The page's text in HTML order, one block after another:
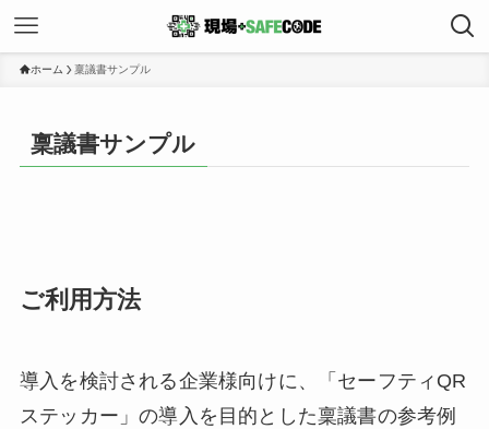
ホーム 稟議書サンプル
稟議書サンプル
ご利用方法
導入を検討される企業様向けに、「セーフティQR
ステッカー」の導入を目的とした稟議書の参考例